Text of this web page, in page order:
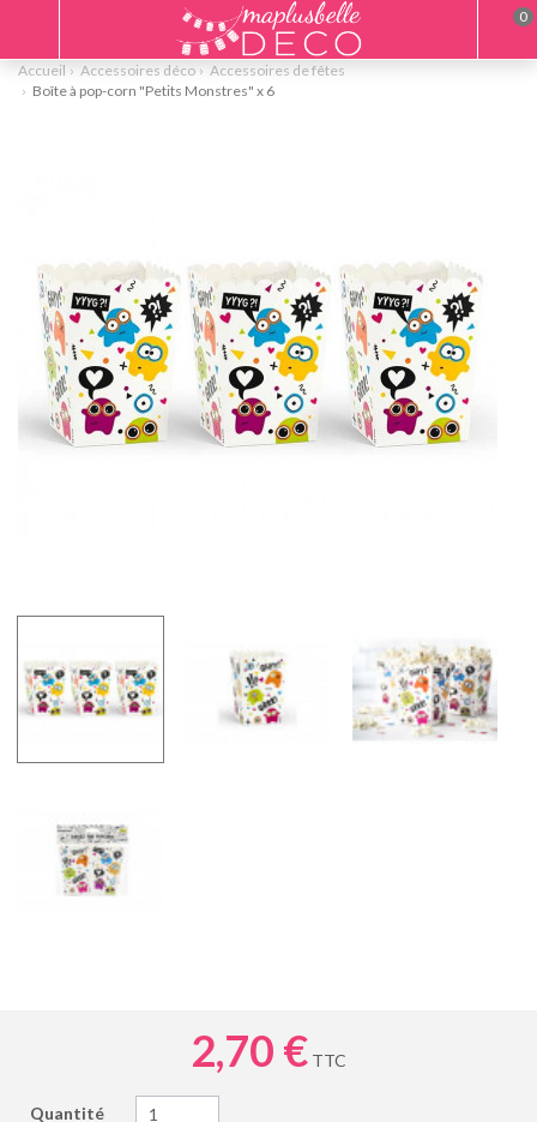
Accueil Accessoires déco
Accessoires de fêtes
Boîte à pop-corn "Petits Monstres" x 6
2,70 € TTC
Quantité
0